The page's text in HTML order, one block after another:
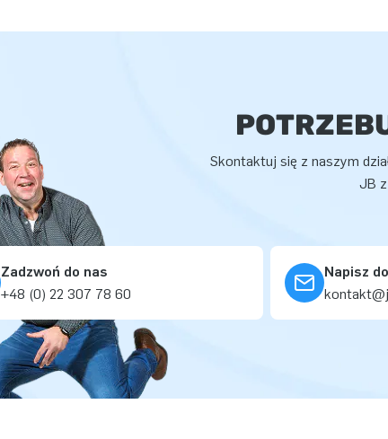
Skontaktuj się z naszym
JB
Zadzwoń do nas
+48 (0) 22 307 78 60
Napisz